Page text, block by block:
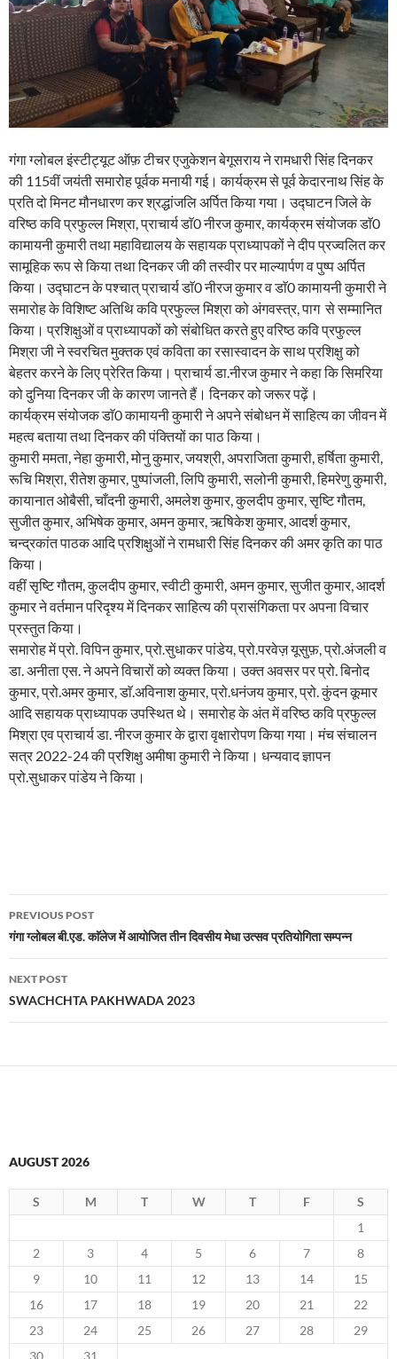
गंगा ग्लोबल इंस्टीट्यूट ऑफ़ टीचर एजुकेशन बेगूसराय ने रामधारी सिंह दिनकर
की 115वीं जयंती समारोह पूर्वक मनायी गई। कार्यक्रम से पूर्व केदारनाथ सिंह के
प्रति दो मिनट मौनधारण कर श्रद्धांजलि अर्पित किया गया। उद्घाटन जिले के
वरिष्ठ कवि प्रफुल्ल मिश्रा, प्राचार्य डाॅ0 नीरज कुमार, कार्यक्रम संयोजक डाॅ0
कामायनी कुमारी तथा महाविद्यालय के सहायक प्राध्यापकों ने दीप प्रज्वलित कर
सामूहिक रूप से किया तथा दिनकर जी की तस्वीर पर माल्यार्पण व पुष्प अर्पित
किया। उद्घाटन के पश्चात् प्राचार्य डाॅ0 नीरज कुमार व डाॅ0 कामायनी कुमारी ने
समारोह के विशिष्ट अतिथि कवि प्रफुल्ल मिश्रा को अंगवस्त्र, पाग से सम्मानित
किया। प्रशिक्षुओं व प्राध्यापकों को संबोधित करते हुए वरिष्ठ कवि प्रफुल्ल
मिश्रा जी ने स्वरचित मुक्तक एवं कविता का रसास्वादन के साथ प्रशिक्षु को
बेहतर करने के लिए प्रेरित किया। प्राचार्य डा.नीरज कुमार ने कहा कि सिमरिया
को दुनिया दिनकर जी के कारण जानते हैं। दिनकर को जरूर पढ़ें।
कार्यक्रम संयोजक डाॅ0 कामायनी कुमारी ने अपने संबोधन में साहित्य का जीवन में
महत्व बताया तथा दिनकर की पंक्तियों का पाठ किया।
कुमारी ममता, नेहा कुमारी, मोनु कुमार, जयश्री, अपराजिता कुमारी, हर्षिता कुमारी,
रूचि मिश्रा, रीतेश कुमार, पुष्पांजली, लिपि कुमारी, सलोनी कुमारी, हिमरेणु कुमारी,
कायानात ओबैसी, चाँदनी कुमारी, अमलेश कुमार, कुलदीप कुमार, सृष्टि गौतम,
सुजीत कुमार, अभिषेक कुमार, अमन कुमार, ऋषिकेश कुमार, आदर्श कुमार,
चन्द्रकांत पाठक आदि प्रशिक्षुओं ने रामधारी सिंह दिनकर की अमर कृति का पाठ
किया।
वहीं सृष्टि गौतम, कुलदीप कुमार, स्वीटी कुमारी, अमन कुमार, सुजीत कुमार, आदर्श
कुमार ने वर्तमान परिदृश्य में दिनकर साहित्य की प्रासंगिकता पर अपना विचार
प्रस्तुत किया।
समारोह में प्रो. विपिन कुमार, प्रो.सुधाकर पांडेय, प्रो.परवेज़ यूसुफ़, प्रो.अंजली व
डा. अनीता एस. ने अपने विचारों को व्यक्त किया। उक्त अवसर पर प्रो. बिनोद
कुमार, प्रो.अमर कुमार, डाॅ.अविनाश कुमार, प्रो.धनंजय कुमार, प्रो. कुंदन कूमार
आदि सहायक प्राध्यापक उपस्थित थे। समारोह के अंत में वरिष्ठ कवि प्रफुल्ल
मिश्रा एव प्राचार्य डा. नीरज कुमार के द्वारा वृक्षारोपण किया गया। मंच संचालन
सत्र 2022-24 की प्रशिक्षु अमीषा कुमारी ने किया। धन्यवाद ज्ञापन
प्रो.सुधाकर पांडेय ने किया।
Post
navigation
PREVIOUS POST
गंगा ग्लोबल बी.एड. काॅलेज में आयोजित तीन दिवसीय मेधा उत्सव प्रतियोगिता सम्पन्न
NEXT POST
SWACHCHTA PAKHWADA 2023
AUGUST 2026
S M T W T F
S
1
2
3 4 5 6 7
8
9
10 11 12 13 14
15
16
17 18 19 20 21
22
23
24 25 26 27 28
29